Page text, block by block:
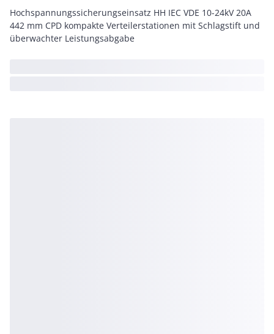
Hochspannungssicherungseinsatz HH IEC VDE 10-24kV 20A
442 mm CPD kompakte Verteilerstationen mit Schlagstift und
überwachter Leistungsabgabe